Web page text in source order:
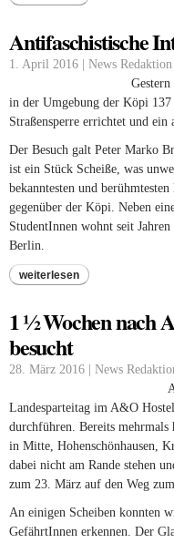
Antifaschistische
1. April 2016 | News Redaktion
in der Umgebung der Köpi 137
Straßensperre errichtet und
Der Besuch galt Peter Marko
ist ein Stück Scheiße, was
bekanntesten und
gegenüber der Köpi. Neben
StudentInnen wohnt seit
Berlin.
weiterlesen
1 ½ Wochen nach
besucht
28. März 2016 | News
Landesparteitag im A&O
durchführen. Bereits mehrmals
in Mitte, Hohenschönhausen,
dabei nicht am Rande stehen
zum 23. März auf den Weg
An einigen Scheiben konnten
GefährtInnen erkennen. Der